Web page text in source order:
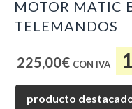
MOTOR MATIC
TELEMANDOS
225,00€
producto